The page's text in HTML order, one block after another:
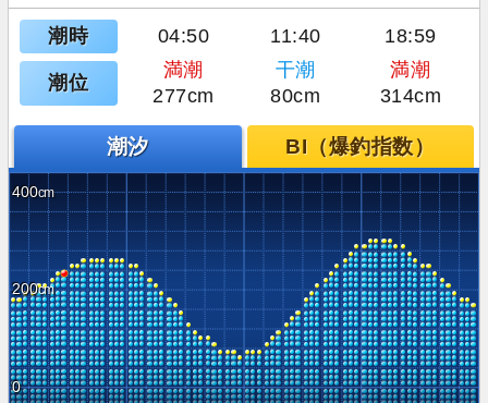
潮時 04:50 11:40 18:59
潮位
満潮 干潮
満潮
277cm
80cm 314cm
潮汐 BI（爆釣指数）
400
200
0